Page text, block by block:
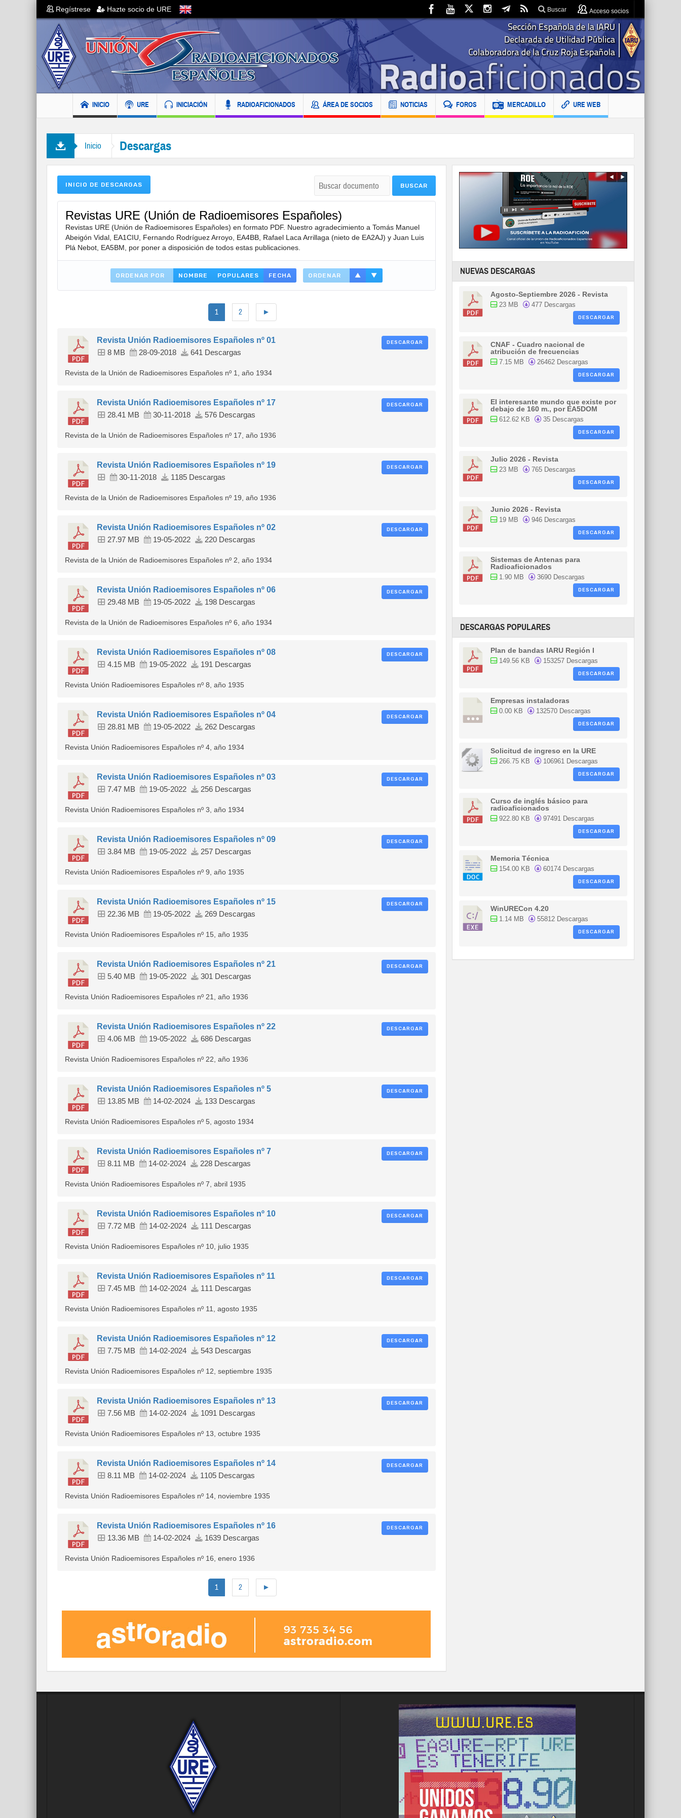
Regístrese Hazte socio de URE Buscar Acceso socios
INICIO URE INICIACIÓN RADIOAFICIONADOS ÁREA DE SOCIOS NOTICIAS FOROS MERCADILLO URE WEB
Inicio Descargas
INICIO DE DESCARGAS
Revistas URE (Unión de Radioemisores Españoles)
Revistas URE (Unión de Radioemisores Españoles) en formato PDF. Nuestro agradecimiento a Tomás Manuel
Abeigón Vidal, EA1CIU, Fernando Rodríguez Arroyo, EA4BB, Rafael Laca Arrillaga (nieto de EA2AJ) y Juan Luis
Plá Nebot, EA5BM, por poner a disposición de todos estas publicaciones.
ORDENAR POR NOMBRE POPULARES FECHA ORDENAR ▲ ▼
1 2 ►
DESCARGAR
Revista Unión Radioemisores Españoles nº 01
8 MB 28-09-2018 641 Descargas
Revista de la Unión de Radioemisores Españoles nº 1, año 1934
DESCARGAR
Revista Unión Radioemisores Españoles nº 17
28.41 MB 30-11-2018 576 Descargas
Revista de la Unión de Radioemisores Españoles nº 17, año 1936
DESCARGAR
Revista Unión Radioemisores Españoles nº 19
30-11-2018 1185 Descargas
Revista de la Unión de Radioemisores Españoles nº 19, año 1936
DESCARGAR
Revista Unión Radioemisores Españoles nº 02
27.97 MB 19-05-2022 220 Descargas
Revista de la Unión de Radioemisores Españoles nº 2, año 1934
DESCARGAR
Revista Unión Radioemisores Españoles nº 06
29.48 MB 19-05-2022 198 Descargas
Revista de la Unión de Radioemisores Españoles nº 6, año 1934
DESCARGAR
Revista Unión Radioemisores Españoles nº 08
4.15 MB 19-05-2022 191 Descargas
Revista Unión Radioemisores Españoles nº 8, año 1935
DESCARGAR
Revista Unión Radioemisores Españoles nº 04
28.81 MB 19-05-2022 262 Descargas
Revista Unión Radioemisores Españoles nº 4, año 1934
DESCARGAR
Revista Unión Radioemisores Españoles nº 03
7.47 MB 19-05-2022 256 Descargas
Revista Unión Radioemisores Españoles nº 3, año 1934
DESCARGAR
Revista Unión Radioemisores Españoles nº 09
3.84 MB 19-05-2022 257 Descargas
Revista Unión Radioemisores Españoles nº 9, año 1935
DESCARGAR
Revista Unión Radioemisores Españoles nº 15
22.36 MB 19-05-2022 269 Descargas
Revista Unión Radioemisores Españoles nº 15, año 1935
DESCARGAR
Revista Unión Radioemisores Españoles nº 21
5.40 MB 19-05-2022 301 Descargas
Revista Unión Radioemisores Españoles nº 21, año 1936
DESCARGAR
Revista Unión Radioemisores Españoles nº 22
4.06 MB 19-05-2022 686 Descargas
Revista Unión Radioemisores Españoles nº 22, año 1936
DESCARGAR
Revista Unión Radioemisores Españoles nº 5
13.85 MB 14-02-2024 133 Descargas
Revista Unión Radioemisores Españoles nº 5, agosto 1934
DESCARGAR
Revista Unión Radioemisores Españoles nº 7
8.11 MB 14-02-2024 228 Descargas
Revista Unión Radioemisores Españoles nº 7, abril 1935
DESCARGAR
Revista Unión Radioemisores Españoles nº 10
7.72 MB 14-02-2024 111 Descargas
Revista Unión Radioemisores Españoles nº 10, julio 1935
DESCARGAR
Revista Unión Radioemisores Españoles nº 11
7.45 MB 14-02-2024 111 Descargas
Revista Unión Radioemisores Españoles nº 11, agosto 1935
DESCARGAR
Revista Unión Radioemisores Españoles nº 12
7.75 MB 14-02-2024 543 Descargas
Revista Unión Radioemisores Españoles nº 12, septiembre 1935
DESCARGAR
Revista Unión Radioemisores Españoles nº 13
7.56 MB 14-02-2024 1091 Descargas
Revista Unión Radioemisores Españoles nº 13, octubre 1935
DESCARGAR
Revista Unión Radioemisores Españoles nº 14
8.11 MB 14-02-2024 1105 Descargas
Revista Unión Radioemisores Españoles nº 14, noviembre 1935
DESCARGAR
Revista Unión Radioemisores Españoles nº 16
13.36 MB 14-02-2024 1639 Descargas
Revista Unión Radioemisores Españoles nº 16, enero 1936
1 2 ►
NUEVAS DESCARGAS
Agosto-Septiembre 2026 - Revista
23 MB
477 Descargas
DESCARGAR
CNAF - Cuadro nacional de
atribución de frecuencias
7.15 MB
26462 Descargas
DESCARGAR
El interesante mundo que existe por
debajo de 160 m., por EA5DOM
612.62 KB
35 Descargas
DESCARGAR
Julio 2026 - Revista
23 MB
765 Descargas
DESCARGAR
Junio 2026 - Revista
19 MB
946 Descargas
DESCARGAR
Sistemas de Antenas para
Radioaficionados
1.90 MB
3690 Descargas
DESCARGAR
DESCARGAS POPULARES
Plan de bandas IARU Región I
149.56 KB
153257 Descargas
DESCARGAR
Empresas instaladoras
0.00 KB
132570 Descargas
DESCARGAR
Solicitud de ingreso en la URE
266.75 KB
106961 Descargas
DESCARGAR
Curso de inglés básico para
radioaficionados
922.80 KB
97491 Descargas
DESCARGAR
Memoria Técnica
154.00 KB
60174 Descargas
DESCARGAR
WinURECon 4.20
1.14 MB
55812 Descargas
DESCARGAR